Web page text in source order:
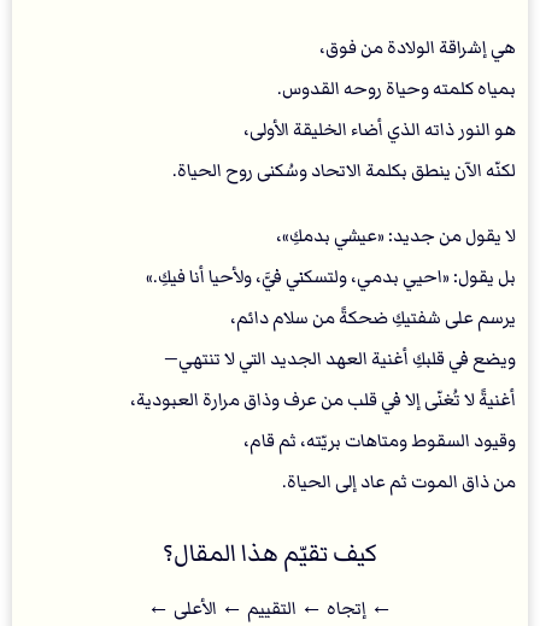
هي إشراقة الولادة من فوق،
بمياه كلمته وحياة روحه القدوس.
هو النور ذاته الذي أضاء الخليقة الأولى،
لكنّه الآن ينطق بكلمة الاتحاد وسُكنى روح الحياة.
لا يقول من جديد: «عيشي بدمكِ»،
بل يقول: «احيي بدمي، ولتسكني فيَّ، ولأحيا أنا فيكِ.»
يرسم على شفتيكِ ضحكةً من سلام دائم،
ويضع في قلبكِ أغنية العهد الجديد التي لا تنتهي—
أغنيةً لا تُغنّى إلا في قلب من عرف وذاق مرارة العبودية،
وقيود السقوط ومتاهات بريّته، ثم قام،
من ذاق الموت ثم عاد إلى الحياة.
كيف تقيّم هذا المقال؟
← إتجاه ← التقييم ← اﻷعلى ←